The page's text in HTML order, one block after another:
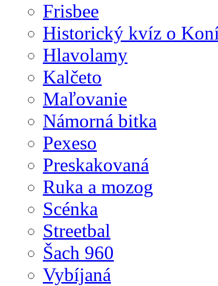
Frisbee
Historický kvíz o
Hlavolamy
Kalčeto
Maľovanie
Námorná bitka
Pexeso
Preskakovaná
Ruka a mozog
Scénka
Streetbal
Šach 960
Vybíjaná